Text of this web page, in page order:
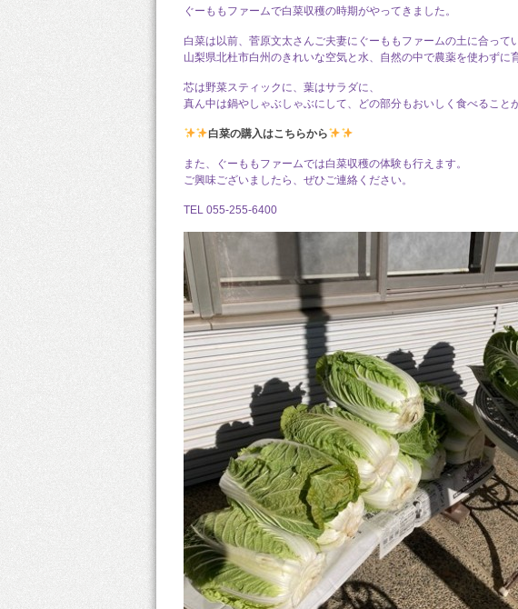
ぐーももファームで白菜収穫の時期がやってきました。
白菜は以前、菅原文太さんご夫妻にぐーももファームの土に合って
山梨県北杜市白州のきれいな空気と水、自然の中で農薬を使わずに
芯は野菜スティックに、葉はサラダに、
真ん中は鍋やしゃぶしゃぶにして、どの部分もおいしく食べること
白菜の購入はこちらから
また、ぐーももファームでは白菜収穫の体験も行えます。
ご興味ございましたら、ぜひご連絡ください。
TEL 055-255-6400